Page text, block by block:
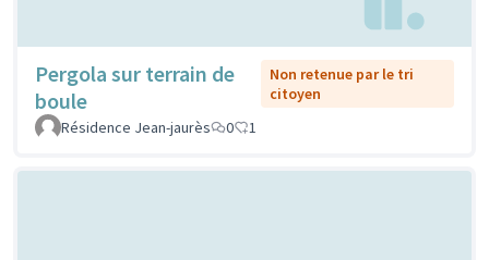
Pergola sur terrain de
boule
Non retenue par le tri
citoyen
Résidence Jean-jaurès
0 1